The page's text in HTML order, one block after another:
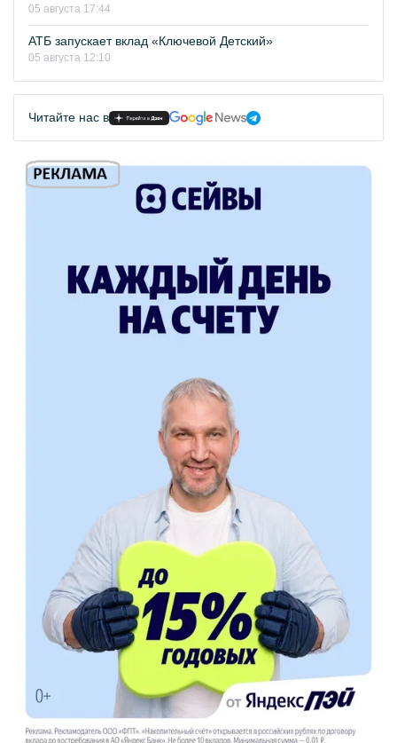
05 августа 17:44
АТБ запускает вклад «Ключевой Детский»
05 августа 12:10
Читайте нас в